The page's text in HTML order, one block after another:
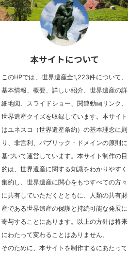
本サイトについて
このHPでは、世界遺産全1,223件について、
基本情報、概要、詳しい紹介、世界遺産の詳
細地図、スライドショー、関連動画リンク、
世界遺産クイズを収録しています。本サイト
はユネスコ（世界遺産条約）の基本理念に則
り、非営利、パブリック・ドメインの原則に
基づいて運営しています。本サイト制作の目
的は、世界遺産に関する知識をわかりやすく
集約し、世界遺産に関心をもつすべての方々
に共有していただくとともに、人類の共有財
産である世界遺産の保護と持続可能な発展に
寄与することにあります。以上の方針は将来
にわたって変わることはありません。
そのために、本サイトを制作するにあたって